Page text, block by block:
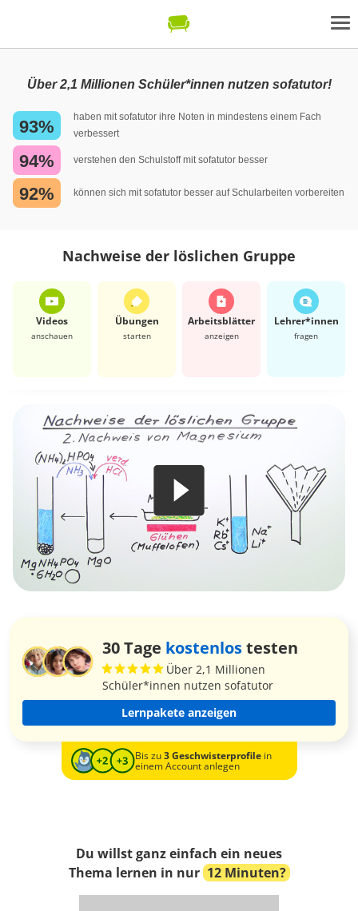
Über 2,1 Millionen Schüler*innen nutzen sofatutor!
93%
haben mit sofatutor ihre Noten in mindestens einem Fach
verbessert
94% verstehen den Schulstoff mit sofatutor besser
92% können sich mit sofatutor besser auf Schularbeiten vorbereiten
Nachweise der löslichen Gruppe
Videos
anschauen
Übungen
starten
Arbeits­blätter
anzeigen
Lehrer*​innen
fragen
30 Tage kostenlostesten
Über 2,1 Millionen
Schüler*innen nutzen sofatutor
Lernpakete anzeigen
Bis zu3 Geschwisterprofilein
einem Account anlegen
Du willst ganz einfach ein neues
Thema lernen in nur 12 Minuten?